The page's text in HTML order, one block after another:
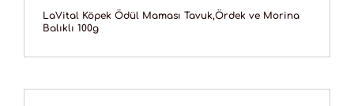
LaVital Köpek Ödül Maması Tavuk,Ördek ve Morina
Balıklı 100g